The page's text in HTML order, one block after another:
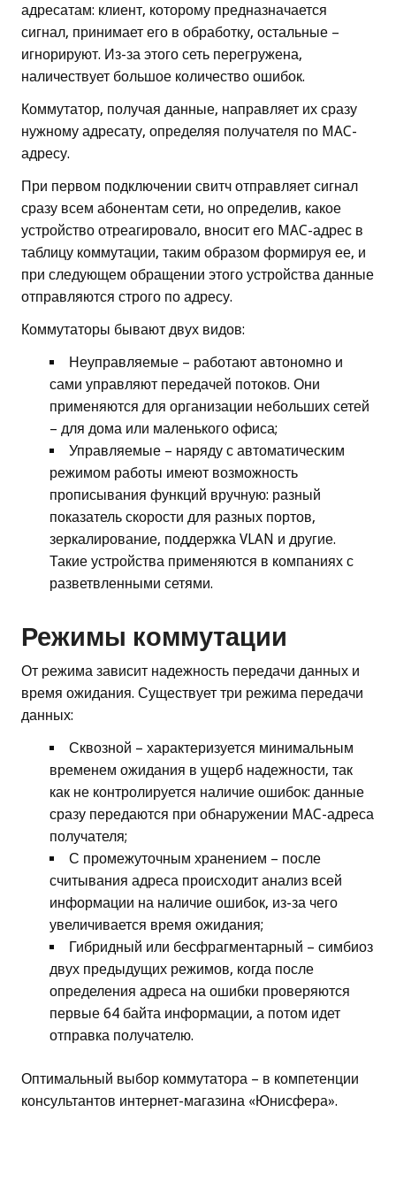
адресатам: клиент, которому предназначается
сигнал, принимает его в обработку, остальные –
игнорируют. Из-за этого сеть перегружена,
наличествует большое количество ошибок.
Коммутатор, получая данные, направляет их сразу
нужному адресату, определяя получателя по MAC-
адресу.
При первом подключении свитч отправляет сигнал
сразу всем абонентам сети, но определив, какое
устройство отреагировало, вносит его MAC-адрес в
таблицу коммутации, таким образом формируя ее, и
при следующем обращении этого устройства данные
отправляются строго по адресу.
Коммутаторы бывают двух видов:
Неуправляемые – работают автономно и
сами управляют передачей потоков. Они
применяются для организации небольших сетей
– для дома или маленького офиса;
Управляемые – наряду с автоматическим
режимом работы имеют возможность
прописывания функций вручную: разный
показатель скорости для разных портов,
зеркалирование, поддержка VLAN и другие.
Такие устройства применяются в компаниях с
разветвленными сетями.
Режимы коммутации
От режима зависит надежность передачи данных и
время ожидания. Существует три режима передачи
данных:
Сквозной – характеризуется минимальным
временем ожидания в ущерб надежности, так
как не контролируется наличие ошибок: данные
сразу передаются при обнаружении MAC-адреса
получателя;
С промежуточным хранением – после
считывания адреса происходит анализ всей
информации на наличие ошибок, из-за чего
увеличивается время ожидания;
Гибридный или бесфрагментарный – симбиоз
двух предыдущих режимов, когда после
определения адреса на ошибки проверяются
первые 64 байта информации, а потом идет
отправка получателю.
Оптимальный выбор коммутатора – в компетенции
консультантов интернет-магазина «Юнисфера».